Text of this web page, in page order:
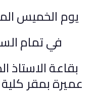
يوم الخميس الموافق 15
في تمام
بقاعة الاستاذ
عميرة بمقر كلية